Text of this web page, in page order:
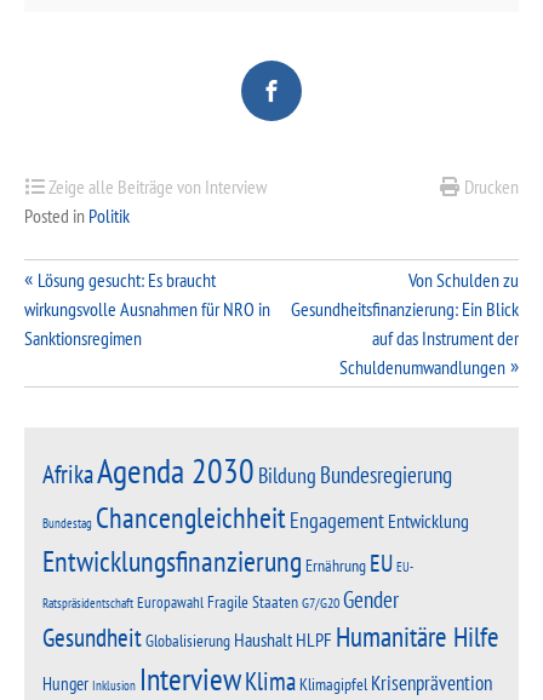
Drucken
Zeige alle Beiträge von Interview
Posted in Politik
Beitragsnavigation
Lösung gesucht: Es braucht
wirkungsvolle Ausnahmen für NRO in
Sanktionsregimen
Von Schulden zu
Gesundheitsfinanzierung: Ein Blick
auf das Instrument der
Schuldenumwandlungen
AfrikaAgenda 2030 Bildung Bundesregierung
Bundestag ChancengleichheitEngagement Entwicklung
Entwicklungsfinanzierung Ernährung EU EU-
Ratspräsidentschaft EuropawahlFragile StaatenG7/G20Gender
GesundheitGlobalisierung HaushaltHLPF Humanitäre Hilfe
Hunger Inklusion InterviewKlimaKlimagipfel Krisenprävention